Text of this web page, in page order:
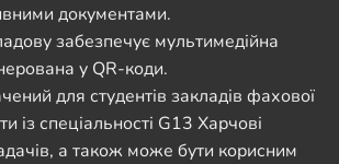
документами.
забезпечує мультимедійна
у QR-коди.
для студентів закладів фахової
із спеціальності G13 Харчові
а також може бути корисним